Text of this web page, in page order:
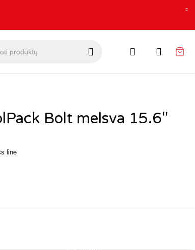
Bolt melsva 15.6″
line